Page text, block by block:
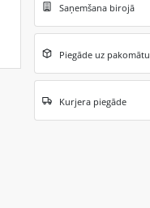
Saņemšana birojā
Piegāde uz pakomātu
Kurjera piegāde